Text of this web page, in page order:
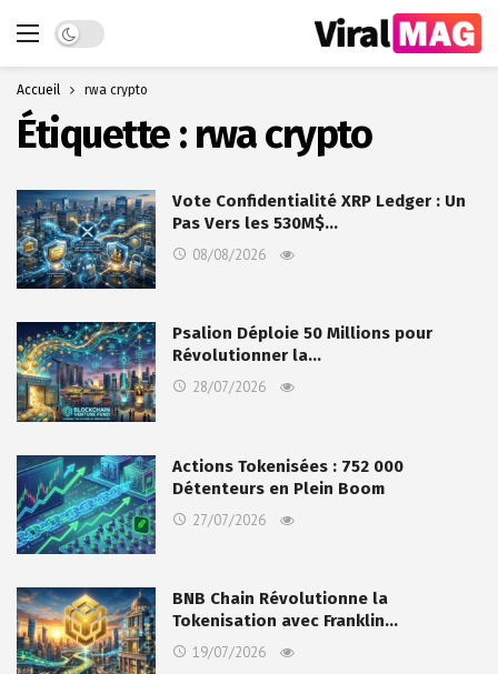
Dark mode
Accueil rwa crypto
Étiquette : rwa crypto
Vote Confidentialité XRP Ledger : Un
Pas Vers les 530M$…
08/08/2026
Psalion Déploie 50 Millions pour
Révolutionner la…
28/07/2026
Actions Tokenisées : 752 000
Détenteurs en Plein Boom
27/07/2026
BNB Chain Révolutionne la
Tokenisation avec Franklin…
19/07/2026